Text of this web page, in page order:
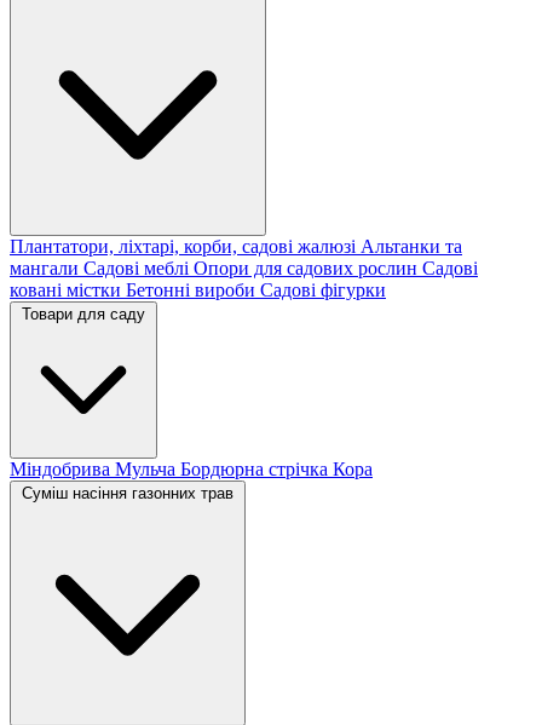
Плантатори, ліхтарі, корби, садові жалюзі Альтанки та
мангали Садові меблі Опори для садових рослин Садові
ковані містки Бетонні вироби Садові фігурки
Товари для саду
Міндобрива Мульча Бордюрна стрічка Кора
Суміш насіння газонних трав